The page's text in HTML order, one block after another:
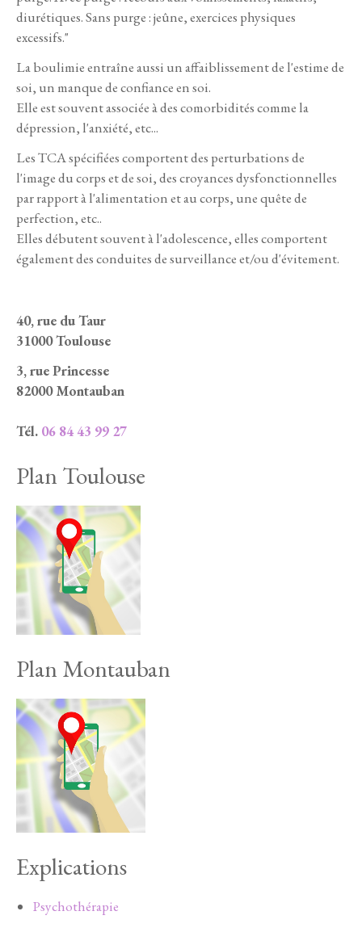
diurétiques. Sans purge : jeûne, exercices physiques
excessifs."
La boulimie entraîne aussi un affaiblissement de l'estime de
soi, un manque de confiance en soi.
Elle est souvent associée à des comorbidités comme la
dépression, l'anxiété, etc...
Les TCA spécifiées comportent des perturbations de
l'image du corps et de soi, des croyances dysfonctionnelles
par rapport à l'alimentation et au corps, une quête de
perfection, etc..
Elles débutent souvent à l'adolescence, elles comportent
également des conduites de surveillance et/ou d'évitement.
40, rue du Taur
31000 Toulouse
3, rue Princesse
82000 Montauban
Tél. 06 84 43 99 27
Plan Toulouse
Plan Montauban
Explications
Psychothérapie